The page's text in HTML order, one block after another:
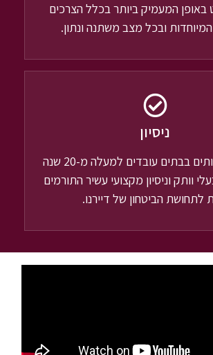
באופן המעמיק ביותר בכלל הצרכים
המיוחדות ובכל מצב משתנה ונתון.
ניסיון
מרבית מהצוותים בבתים עובדים למעלה מ-20 שנה
וותק וניסיון מקצועי עשיר התורמים
לתחושת הביטחון של דיירנו.